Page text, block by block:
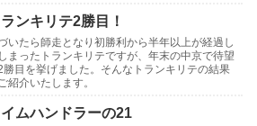
ランキリテ2勝目！
いたら師走となり初勝利から半年以上が経過し
まったトランキリテですが、年末の中京で待望
勝目を挙げました。そんなトランキリテの結果
紹介いたします。
ムハンドラーの21